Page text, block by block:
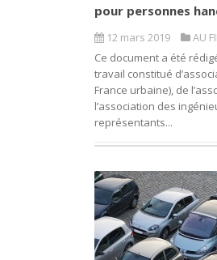
pour personnes
12 mars 2019 AU
Ce document a été
travail constitué
France urbaine), de
l’association des
représentants...